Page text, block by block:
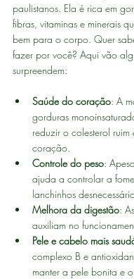
paulistanos. Ela é rica em
fibras, vitaminas e minerais
bem para o corpo. Quer
fazer por você? Aqui vão
surpreendem:
Saúde do coração: A
gorduras
reduzir o colesterol
coração.
Controle do peso:
ajuda a controlar a
lanchinhos
Melhora da digestão:
auxiliam no
Pele e cabelo mais
complexo B e
manter a pele bonita e